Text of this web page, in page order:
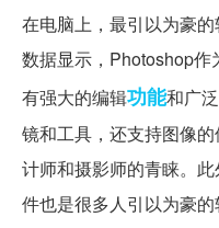
在电脑上，最引以为豪的
数据显示，Photoshop
有强大的编辑功能和广
镜和工具，还支持图像
计师和摄影师的青睐。
件也是很多人引以为豪